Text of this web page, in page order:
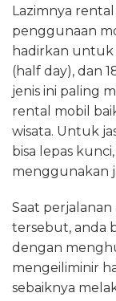
Lazimnya
penggunaan
hadirkan untuk
(half day), dan
jenis ini paling
rental mobil
wisata. Untuk
bisa lepas
menggunakan
Saat perjalanan
tersebut, anda
dengan
mengeiliminir
sebaiknya